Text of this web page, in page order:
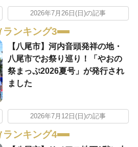
2026年7月26日(日)の記事
ランキング3
【八尾市】河内音頭発祥の地・
八尾市でお祭り巡り！「やおの
祭まっぷ2026夏号」が発行され
ました
2026年7月12日(日)の記事
ランキング4